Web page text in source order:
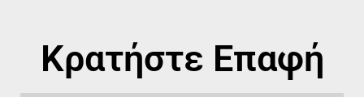
Κρατήστε Επαφή